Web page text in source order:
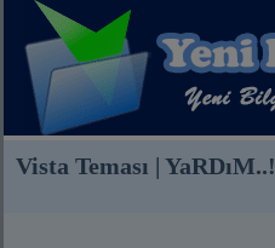
Vista Teması | YaRDıM..!